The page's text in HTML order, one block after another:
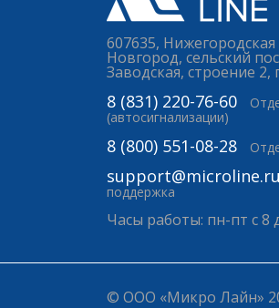
607635,
Новгород, сельский
Заводская, строение
8 (831) 220-76-60
(автосигнализации)
8 (800) 551-08-28
support@microline.ru
поддержка
Часы работы: пн-пт с
© ООО «Микро Лайн»